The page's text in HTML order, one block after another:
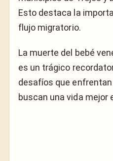
Esto destaca la
flujo migratorio.
La muerte del bebé
es un trágico
desafíos que
buscan una vida mejor